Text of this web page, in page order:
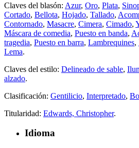
Claves del blasón: Azur, Oro, Plata,
Cortado, Bellota, Hojado, Tallado,
Contornado, Masacre, Cimera, Cimado,
Máscara de comedia, Puesto en banda,
tragedia, Puesto en barra, Lambrequines,
Lema.
Claves del estilo: Delineado de sable,
alzado.
Clasificación: Gentilicio, Interpretado,
Titularidad: Edwards, Christopher.
Idioma